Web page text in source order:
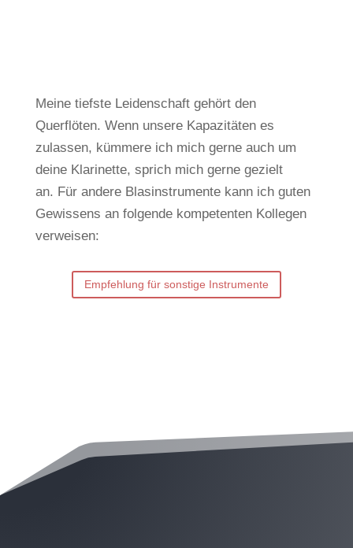
Meine tiefste Leidenschaft gehört den
Querflöten. Wenn unsere Kapazitäten es
zulassen, kümmere ich mich gerne auch um
deine Klarinette, sprich mich gerne gezielt
an. Für andere Blasinstrumente kann ich guten
Gewissens an folgende kompetenten Kollegen
verweisen:
Empfehlung für sonstige Instrumente